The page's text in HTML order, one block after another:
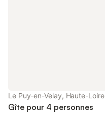
Le Puy-en-Velay, Haute-Loire
Gîte pour 4 personnes